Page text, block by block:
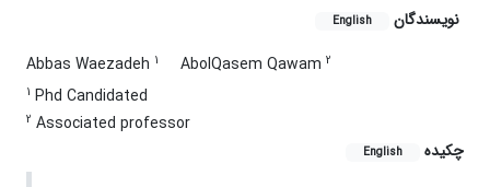
نویسندگان English
Abbas Waezadeh 1 AbolQasem Qawam 2
1 Phd Candidated
2 Associated professor
چکیده
English